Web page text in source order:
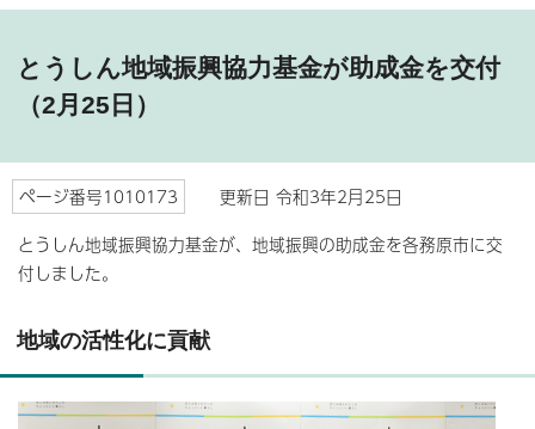
とうしん地域振興協力基金が助成金を交付
（2月25日）
ページ番号1010173
更新日 令和3年2月25日
とうしん地域振興協力基金が、地域振興の助成金を各務原市に交
付しました。
地域の活性化に貢献